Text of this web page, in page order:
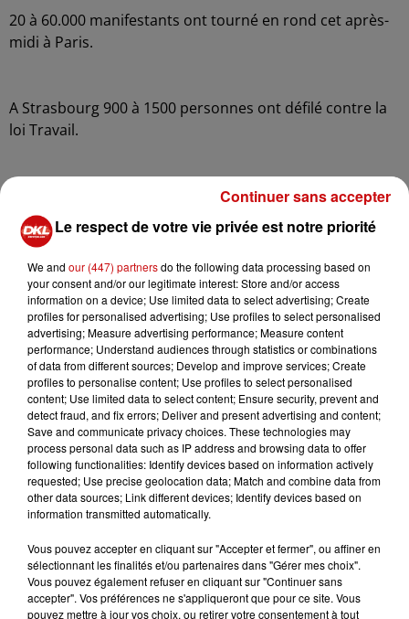
20 à 60.000 manifestants ont tourné en rond cet après-
midi à Paris.
A Strasbourg 900 à 1500 personnes ont défilé contre la
loi Travail.
A Haguenau ce matin, opération escargot de militants
syndicaux.Le respect de votre vie privée est notre priorité
We and our (447) partnersdo the following data processing based on
your consent and/or our legitimate interest: Store and/or access
information on a device; Use limited data to select advertising; Create
profiles for personalised advertising; Use profiles to select personalised
advertising; Measure advertising performance; Measure content
performance; Understand audiences through statistics or combinations
of data from different sources; Develop and improve services; Create
profiles to personalise content; Use profiles to select personalised
content; Use limited data to select content; Ensure security, prevent and
detect fraud, and fix errors; Deliver and present advertising and content;
Save and communicate privacy choices. These technologies may
process personal data such as IP address and browsing data to offer
following functionalities: Identify devices based on information actively
requested; Use precise geolocation data; Match and combine data from
other data sources; Link different devices; Identify devices based on
information transmitted automatically.
Vous pouvez accepter en cliquant sur "Accepter et fermer", ou affiner en
sélectionnant les finalités et/ou partenaires dans "Gérer mes choix".
Vous pouvez également refuser en cliquant sur "Continuer sans
accepter". Vos préférences ne s'appliqueront que pour ce site. Vous
pouvez mettre à jour vos choix, ou retirer votre consentement à tout
Continuer sans accepter